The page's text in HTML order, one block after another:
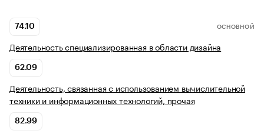
74.10 ОСНОВНОЙ
Деятельность специализированная в области дизайна
62.09
Деятельность, связанная с использованием вычислительной
техники и информационных технологий, прочая
82.99